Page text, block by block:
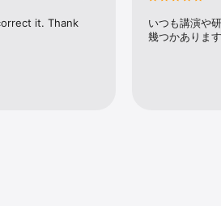
用可能
す。
it. Thank
いつも講演や
幾つかありま